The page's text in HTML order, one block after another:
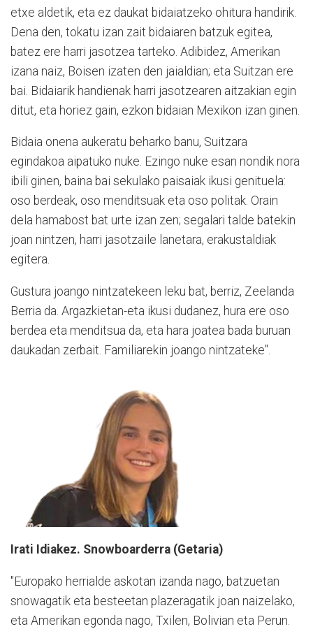
etxe aldetik, eta ez daukat bidaiatzeko ohitura handirik.
Dena den, tokatu izan zait bidaiaren batzuk egitea,
batez ere harri jasotzea tarteko. Adibidez, Amerikan
izana naiz, Boisen izaten den jaialdian; eta Suitzan ere
bai. Bidaiarik handienak harri jasotzearen aitzakian egin
ditut, eta horiez gain, ezkon bidaian Mexikon izan ginen.
Bidaia onena aukeratu beharko banu, Suitzara
egindakoa aipatuko nuke. Ezingo nuke esan nondik nora
ibili ginen, baina bai sekulako paisaiak ikusi genituela:
oso berdeak, oso menditsuak eta oso politak. Orain
dela hamabost bat urte izan zen; segalari talde batekin
joan nintzen, harri jasotzaile lanetara, erakustaldiak
egitera.
Gustura joango nintzatekeen leku bat, berriz, Zeelanda
Berria da. Argazkietan-eta ikusi dudanez, hura ere oso
berdea eta menditsua da, eta hara joatea bada buruan
daukadan zerbait. Familiarekin joango nintzateke".
Irati Idiakez. Snowboarderra (Getaria)
"Europako herrialde askotan izanda nago, batzuetan
snowagatik eta besteetan plazeragatik joan naizelako,
eta Amerikan egonda nago, Txilen, Bolivian eta Perun.